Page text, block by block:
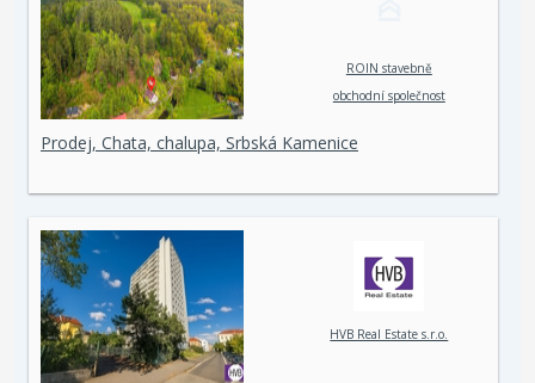
ROIN stavebně
obchodní společnost
Prodej, Chata, chalupa, Srbská Kamenice
HVB Real Estate s.r.o.